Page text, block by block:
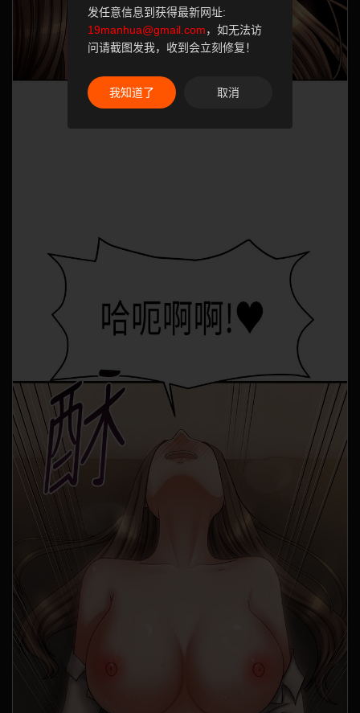
发任意信息到获得最新网址:
19manhua@gmail.com，如无法访
问请截图发我，收到会立刻修复！
我知道了 取消